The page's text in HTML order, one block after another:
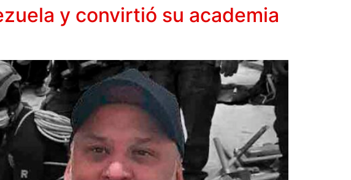
y convirtió su academia